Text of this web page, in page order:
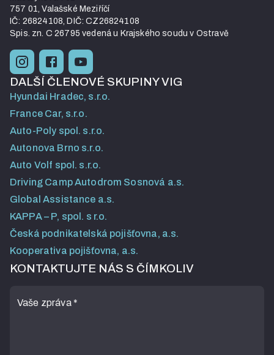
757 01, Valašské Meziříčí
IČ: 26824108, DIČ: CZ26824108
Spis. zn. C 26795 vedená u Krajského soudu v Ostravě
DALŠÍ ČLENOVÉ SKUPINY VIG
Hyundai Hradec, s.r.o.
France Car, s.r.o.
Auto-Poly spol. s.r.o.
Autonova Brno s.r.o.
Auto Volf spol. s.r.o.
Driving Camp Autodrom Sosnová a.s.
Global Assistance a.s.
KAPPA – P, spol. s r.o.
Česká podnikatelská pojišťovna, a.s.
Kooperativa pojišťovna, a.s.
KONTAKTUJTE NÁS S ČÍMKOLIV
Vaše zpráva *